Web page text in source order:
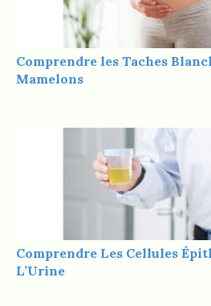
Comprendre les Taches
Mamelons
Comprendre Les Cellules
L’Urine